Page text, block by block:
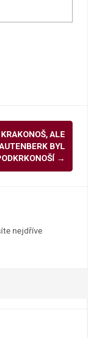
ALE
BYL
→
nejdříve